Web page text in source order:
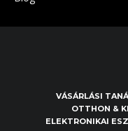
VÁSÁRLÁSI
OTTHON &
ELEKTRONIKAI